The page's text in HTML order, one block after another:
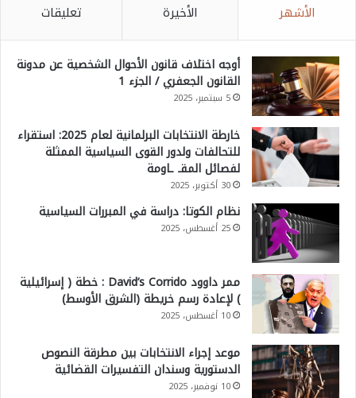
الأشهر الأخيرة تعليقات
أوجه اختلاف قانون الأحوال الشخصية عن مدونة
القانون الجعفري / الجزء 1
5 سبتمبر، 2025
خارطة الانتخابات البرلمانية لعام 2025: استقراء
للتحالفات ولدور القوى السياسية الممثلة
لفصائل المقـ ـاومة
30 أكتوبر، 2025
نظام الكوتا: دراسة في المبررات السياسية
25 أغسطس، 2025
ممر داوود David’s Corrido : خطة ( إسرائيلية
) لإعادة رسم خريطة (الشرق الأوسط)
10 أغسطس، 2025
موعد إجراء الانتخابات بين مطرقة النصوص
الدستورية وسندان التفسيرات القضائية
10 نوفمبر، 2025